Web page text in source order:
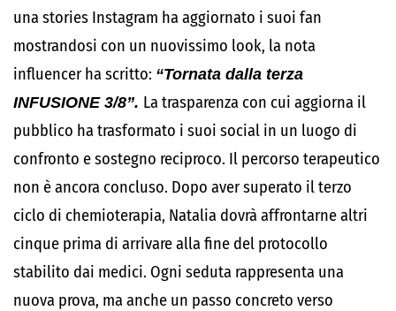
una stories Instagram ha aggiornato i suoi fan
mostrandosi con un nuovissimo look, la nota
influencer ha scritto: “Tornata dalla terza
INFUSIONE 3/8”. La trasparenza con cui aggiorna il
pubblico ha trasformato i suoi social in un luogo di
confronto e sostegno reciproco. Il percorso terapeutico
non è ancora concluso. Dopo aver superato il terzo
ciclo di chemioterapia, Natalia dovrà affrontarne altri
cinque prima di arrivare alla fine del protocollo
stabilito dai medici. Ogni seduta rappresenta una
nuova prova, ma anche un passo concreto verso